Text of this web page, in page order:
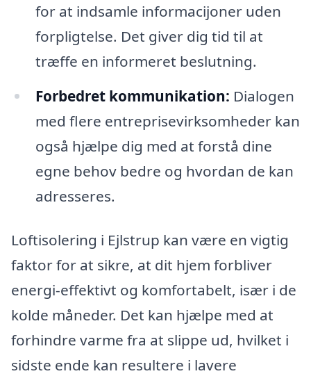
for at indsamle informacijoner uden
forpligtelse. Det giver dig tid til at
træffe en informeret beslutning.
Forbedret kommunikation: Dialogen
med flere entreprisevirksomheder kan
også hjælpe dig med at forstå dine
egne behov bedre og hvordan de kan
adresseres.
Loftisolering i Ejlstrup kan være en vigtig
faktor for at sikre, at dit hjem forbliver
energi-effektivt og komfortabelt, især i de
kolde måneder. Det kan hjælpe med at
forhindre varme fra at slippe ud, hvilket i
sidste ende kan resultere i lavere